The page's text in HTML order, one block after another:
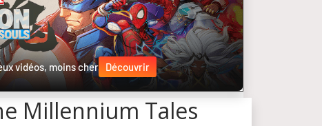
vidéos, moins cher Découvrir
Millennium Tales